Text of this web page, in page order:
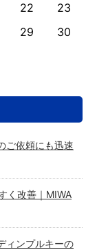
22
23
29
30
ご依頼にも迅速
く改善｜MIWA
ィンプルキーの